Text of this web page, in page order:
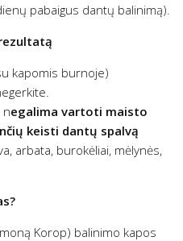
pabaigus dantų balinimą).
kapomis burnoje)
negalima vartoti maisto
keisti dantų spalvą
arbata, burokėliai, mėlynės,
Korop) balinimo kapos